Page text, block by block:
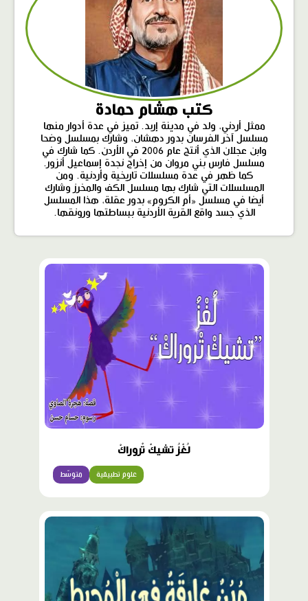
كتب هشام حمادة
ممثل أردني، ولد في مدينة إربد. تميز في عدة أدوار منها
مسلسل آخر الفرسان بدور دهشان، وشارك بمسلسل وضحا
وابن عجلان الذي أنتج عام 2006 في الأردن. كما شارك في
مسلسل فارس بني مروان من إخراج نجدة إسماعيل أنزور.
كما ظهر في عدة مسلسلات تاريخية وأردنية. ومن
المسلسلات التي شارك بها مسلسل الكف والمخرز وشارك
أيضا في مسلسل «أم الكروم» بدور عقلة، هذا المسلسل
الذي جسد واقع القرية الأردنية ببساطتها ورونقها.
لُغْزُ تشيكْ تْروراكْ
متوسّط علوم تطبيقية
محتوى